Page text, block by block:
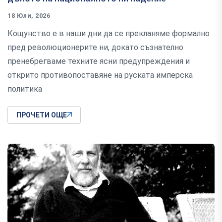
18 Юли, 2026
Кощунство е в наши дни да се прекланяме формално
пред революционерите ни, докато съзнателно
пренебрегваме техните ясни предупреждения и
открито противопоставяне на руската имперска
политика
ПРОЧЕТИ ОЩЕ